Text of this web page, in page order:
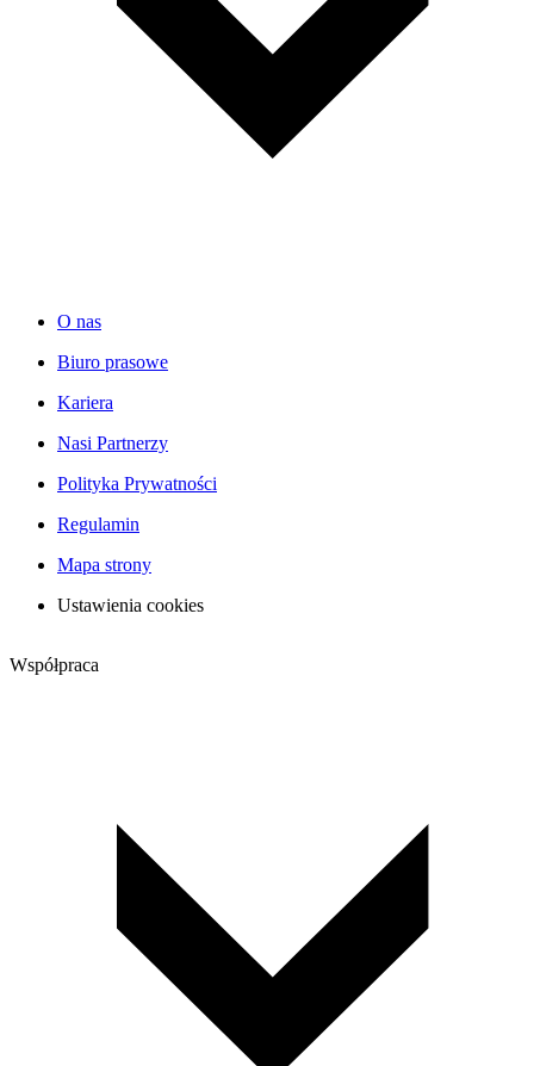
O nas
Biuro prasowe
Kariera
Nasi Partnerzy
Polityka Prywatności
Regulamin
Mapa strony
Ustawienia cookies
Współpraca